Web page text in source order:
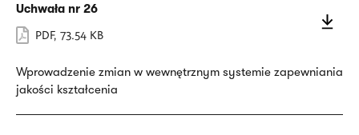
Uchwała nr 26
PDF, 73.54 KB
Wprowadzenie zmian w wewnętrznym systemie zapewniania
jakości kształcenia